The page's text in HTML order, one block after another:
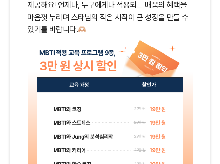
제공해요! 언제나, 누구에게나 적용되는 배움의 혜택을
마음껏 누리며 스타님의 작은 시작이 큰 성장을 만들 수
있기를 바랍니다.